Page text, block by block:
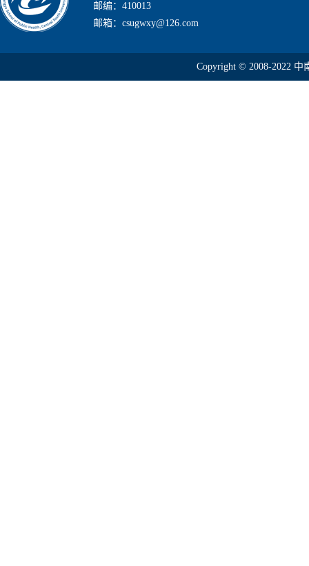
邮编：410013
邮箱：csugwxy@126.com
Copyright © 2008-2022 中